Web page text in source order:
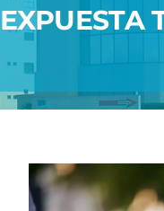
EXPUESTA